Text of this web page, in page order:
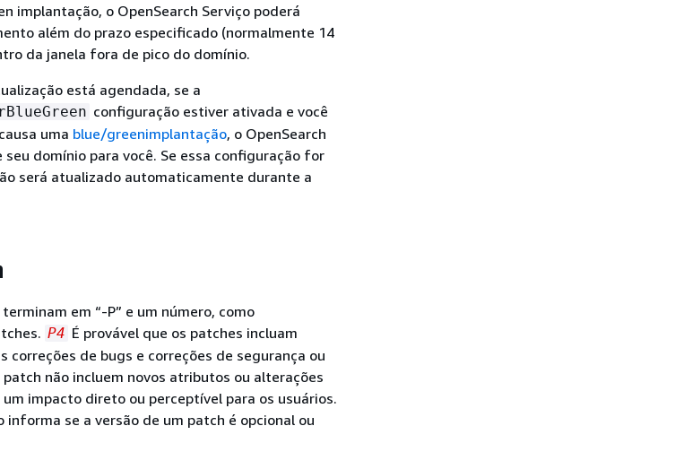
implantação, o OpenSearch Serviço poderá
além do prazo especificado (normalmente 14
da janela fora de pico do domínio.
está agendada, se a
configuração estiver ativada e você
uma blue/greenimplantação, o OpenSearch
domínio para você. Se essa configuração for
será atualizado automaticamente durante a
em “-P” e um número, como
P4 É provável que os patches incluam
correções de bugs e correções de segurança ou
não incluem novos atributos ou alterações
impacto direto ou perceptível para os usuários.
se a versão de um patch é opcional ou